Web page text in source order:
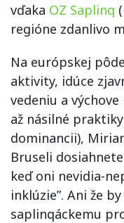
vďaka OZ Saplinq
regióne zdanlivo
Na európskej
aktivity, idúce
vedeniu a
až násilné
dominancii),
Bruseli
keď oni nevidia-
inklúzie”. Ani že
saplinqáckemu